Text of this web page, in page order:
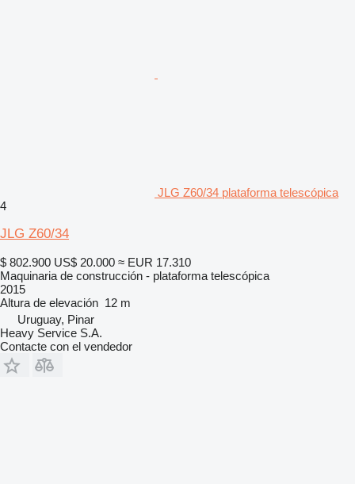
JLG Z60/34 plataforma telescópica
4
JLG Z60/34
$ 802.900 US$ 20.000 ≈ EUR 17.310
Maquinaria de construcción - plataforma telescópica
2015
Altura de elevación 12 m
Uruguay, Pinar
Heavy Service S.A.
Contacte con el vendedor